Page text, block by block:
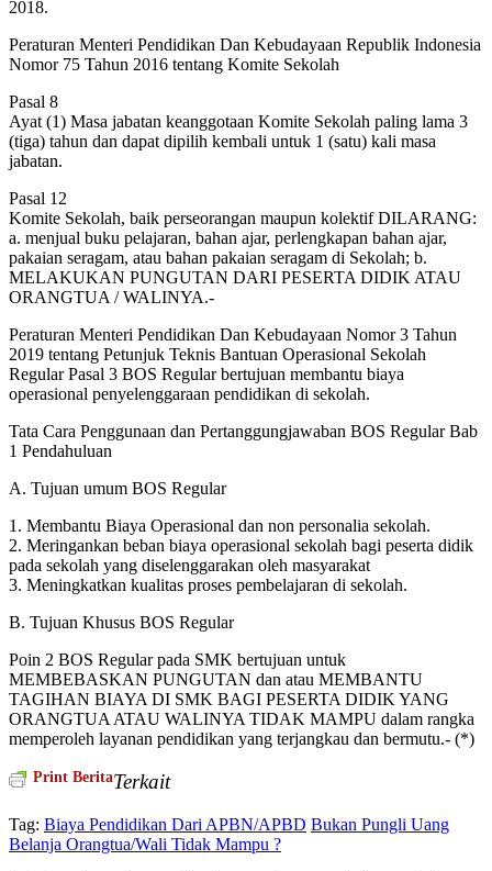
2018.
Peraturan Menteri Pendidikan Dan Kebudayaan Republik Indonesia
Nomor 75 Tahun 2016 tentang Komite Sekolah
Pasal 8
Ayat (1) Masa jabatan keanggotaan Komite Sekolah paling lama 3
(tiga) tahun dan dapat dipilih kembali untuk 1 (satu) kali masa
jabatan.
Pasal 12
Komite Sekolah, baik perseorangan maupun kolektif DILARANG:
a. menjual buku pelajaran, bahan ajar, perlengkapan bahan ajar,
pakaian seragam, atau bahan pakaian seragam di Sekolah; b.
MELAKUKAN PUNGUTAN DARI PESERTA DIDIK ATAU
ORANGTUA / WALINYA.-
Peraturan Menteri Pendidikan Dan Kebudayaan Nomor 3 Tahun
2019 tentang Petunjuk Teknis Bantuan Operasional Sekolah
Regular Pasal 3 BOS Regular bertujuan membantu biaya
operasional penyelenggaraan pendidikan di sekolah.
Tata Cara Penggunaan dan Pertanggungjawaban BOS Regular Bab
1 Pendahuluan
A. Tujuan umum BOS Regular
1. Membantu Biaya Operasional dan non personalia sekolah.
2. Meringankan beban biaya operasional sekolah bagi peserta didik
pada sekolah yang diselenggarakan oleh masyarakat
3. Meningkatkan kualitas proses pembelajaran di sekolah.
B. Tujuan Khusus BOS Regular
Poin 2 BOS Regular pada SMK bertujuan untuk
MEMBEBASKAN PUNGUTAN dan atau MEMBANTU
TAGIHAN BIAYA DI SMK BAGI PESERTA DIDIK YANG
ORANGTUA ATAU WALINYA TIDAK MAMPU dalam rangka
memperoleh layanan pendidikan yang terjangkau dan bermutu.- (*)
Print BeritaTerkait
Tag: Biaya Pendidikan Dari APBN/APBD Bukan Pungli Uang
Belanja Orangtua/Wali Tidak Mampu ?